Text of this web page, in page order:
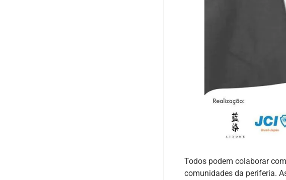
Todos podem colaborar
comunidades da periferia.